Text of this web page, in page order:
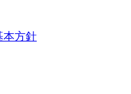
本方針